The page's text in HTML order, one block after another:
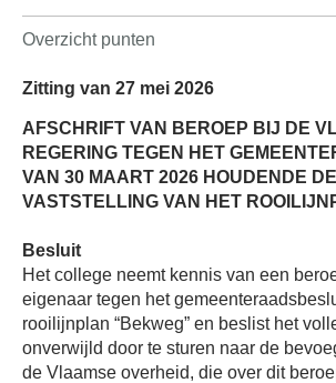
Overzicht punten
Zitting van 27 mei 2026
AFSCHRIFT VAN BEROEP BIJ DE
REGERING TEGEN HET
VAN 30 MAART 2026 HOUDENDE
VASTSTELLING VAN HET
Besluit
Het college neemt kennis van een
eigenaar tegen het
rooilijnplan “Bekweg” en beslist het
onverwijld door te sturen naar de
de Vlaamse overheid, die over dit